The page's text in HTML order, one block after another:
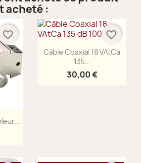
acheté :
favorite_border
Aperçu rapide
Câble Coaxial 18 VAtCa
135...
30,00 €
favorite_border